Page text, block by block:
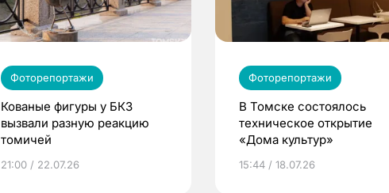
Фоторепортажи
Кованые фигуры у БКЗ
вызвали разную реакцию
томичей
21:00 / 22.07.26
Фоторепортажи
В Томске состоялось
техническое открытие
«Дома культур»
15:44 / 18.07.26